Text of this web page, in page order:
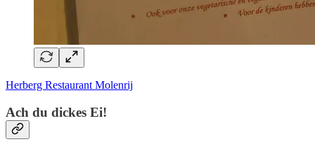
Herberg Restaurant Molenrij
Ach du dickes Ei!